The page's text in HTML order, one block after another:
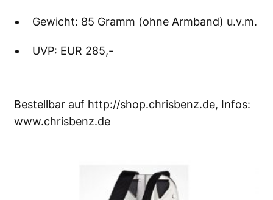
Gewicht: 85 Gramm (ohne Armband) u.v.m.
UVP: EUR 285,-
Bestellbar auf http://shop.chrisbenz.de, Infos:
www.chrisbenz.de